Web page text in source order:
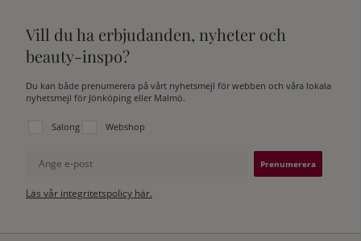
retinol, vad du ska undvika och de
vanligaste fallgroparna.
Vill du ha erbjudanden, nyheter och
beauty-inspo?
Du kan både prenumerera på vårt nyhetsmejl för webben och våra lokala
nyhetsmejl för Jönköping eller Malmö.
Välj vilken lista du vill prenumerera på:
Salong Webshop
Ange e-post
Läs vår integritetspolicy här.